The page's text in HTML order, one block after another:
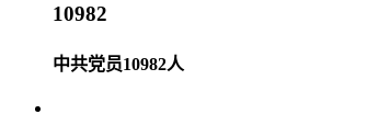
10982
中共党员10982人